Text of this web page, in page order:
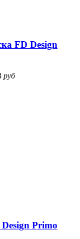
FD Design
руб
Design Primo